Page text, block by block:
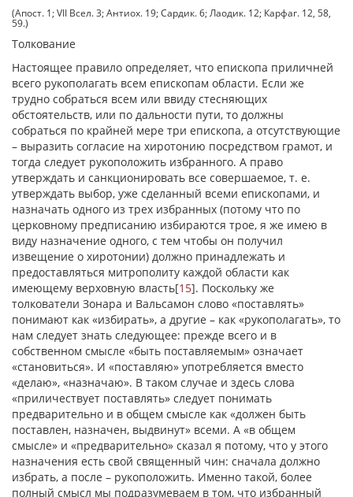
(Апост. 1; VII Всел. 3; Антиох. 19; Сардик. 6; Лаодик. 12; Карфаг. 12, 58,
59.)
Толкование
Настоящее правило определяет, что епископа приличней
всего рукополагать всем епископам области. Если же
трудно собраться всем или ввиду стесняющих
обстоятельств, или по дальности пути, то должны
собраться по крайней мере три епископа, а отсутствующие
– выразить согласие на хиротонию посредством грамот, и
тогда следует рукоположить избранного. А право
утверждать и санкционировать все совершаемое, т. е.
утверждать выбор, уже сделанный всеми епископами, и
назначать одного из трех избранных (потому что по
церковному предписанию избираются трое, я же имею в
виду назначение одного, с тем чтобы он получил
извещение о хиротонии) должно принадлежать и
предоставляться митрополиту каждой области как
имеющему верховную власть[15]. Поскольку же
толкователи Зонара и Вальсамон слово «поставлять»
понимают как «избирать», а другие – как «рукополагать», то
нам следует знать следующее: прежде всего и в
собственном смысле «быть поставляемым» означает
«становиться». И «поставляю» употребляется вместо
«делаю», «назначаю». В таком случае и здесь слова
«приличествует поставлять» следует понимать
предварительно и в общем смысле как «должен быть
поставлен, назначен, выдвинут» всеми. А «в общем
смысле» и «предварительно» сказал я потому, что у этого
назначения есть свой священный чин: сначала должно
избрать, а после – рукоположить. Именно такой, более
полный смысл мы подразумеваем в том, что избранный